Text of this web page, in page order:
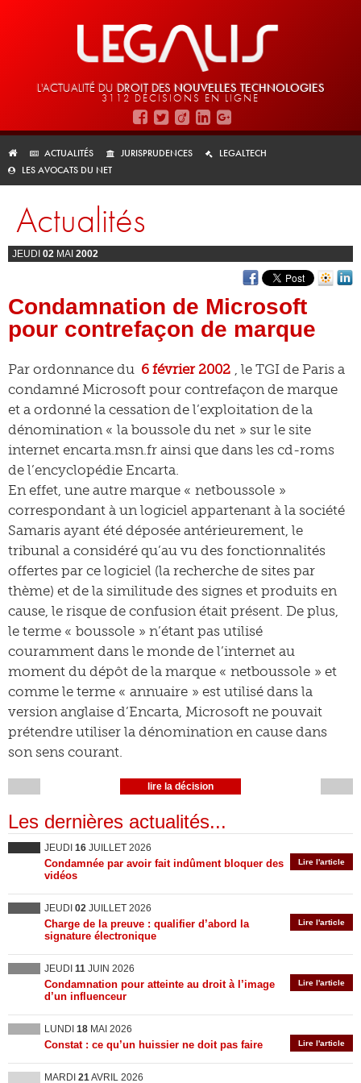
L'ACTUALITÉ DU DROIT DES NOUVELLES TECHNOLOGIES
3112 DÉCISIONS EN LIGNE
ACTUALITÉS JURISPRUDENCES
LEGALTECH
LES AVOCATS DU NET
Actualités
JEUDI 02 MAI 2002
Condamnation de Microsoft
pour contrefaçon de marque
Par ordonnance du 6 février 2002 , le TGI de Paris a
condamné Microsoft pour contrefaçon de marque
et a ordonné la cessation de l’exploitation de la
dénomination « la boussole du net » sur le site
internet encarta.msn.fr ainsi que dans les cd-roms
de l’encyclopédie Encarta.
En effet, une autre marque « netboussole »
correspondant à un logiciel appartenant à la société
Samaris ayant été déposée antérieurement, le
tribunal a considéré qu’au vu des fonctionnalités
offertes par ce logiciel (la recherche de sites par
thème) et de la similitude des signes et produits en
cause, le risque de confusion était présent. De plus,
le terme « boussole » n’étant pas utilisé
couramment dans le monde de l’internet au
moment du dépôt de la marque « netboussole » et
comme le terme « annuaire » est utilisé dans la
version anglaise d’Encarta, Microsoft ne pouvait
prétendre utiliser la dénomination en cause dans
son sens courant.
lire la décision
Les dernières actualités...
JEUDI 16 JUILLET 2026
Lire l'article
Condamnée par avoir fait indûment bloquer des
vidéos
JEUDI 02 JUILLET 2026
Lire l'article
Charge de la preuve : qualifier d’abord la
signature électronique
JEUDI 11 JUIN 2026
Lire l'article
Condamnation pour atteinte au droit à l’image
d’un influenceur
LUNDI 18 MAI 2026
Lire l'article
Constat : ce qu’un huissier ne doit pas faire
MARDI 21AVRIL 2026